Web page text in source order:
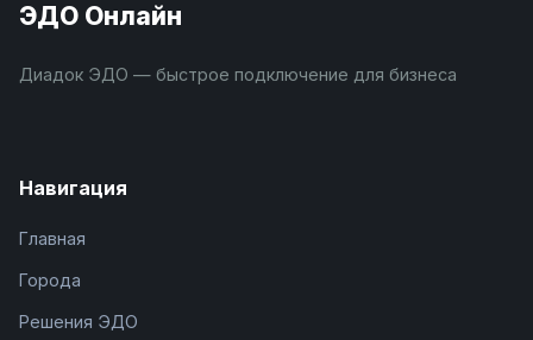
ЭДО Онлайн
Диадок ЭДО — быстрое подключение для бизнеса
Навигация
Главная
Города
Решения ЭДО